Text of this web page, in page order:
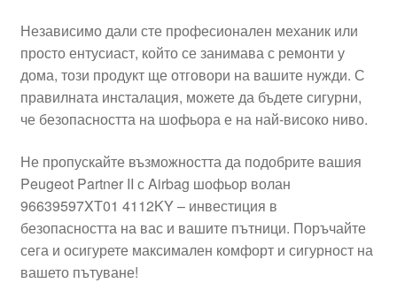
Разгледайте
Транспорт
Независимо дали сте професионален механик или
просто ентусиаст, който се занимава с ремонти у
дома, този продукт ще отговори на вашите нужди. С
правилната инсталация, можете да бъдете сигурни,
че безопасността на шофьора е на най-високо ниво.
Не пропускайте възможността да подобрите вашия
Peugeot Partner II с Airbag шофьор волан
96639597XT01 4112KY – инвестиция в
безопасността на вас и вашите пътници. Поръчайте
сега и осигурете максимален комфорт и сигурност на
вашето пътуване!